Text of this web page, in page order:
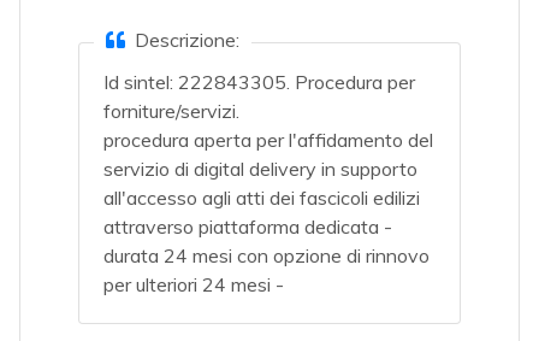
Descrizione:
Id sintel: 222843305. Procedura per
forniture/servizi.
procedura aperta per l'affidamento del
servizio di digital delivery in supporto
all'accesso agli atti dei fascicoli edilizi
attraverso piattaforma dedicata -
durata 24 mesi con opzione di rinnovo
per ulteriori 24 mesi -